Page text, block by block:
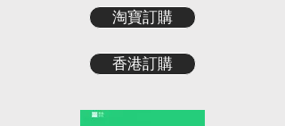
淘寶訂購
香港訂購